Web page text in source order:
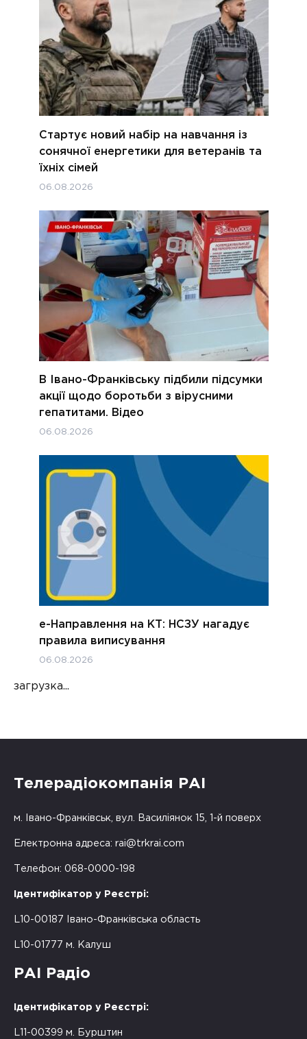
Стартує новий набір на навчання із
сонячної енергетики для ветеранів та
їхніх сімей
06.08.2026
В Івано-Франківську підбили підсумки
акції щодо боротьби з вірусними
гепатитами. Відео
06.08.2026
е-Направлення на КТ: НСЗУ нагадує
правила виписування
06.08.2026
загрузка...
Телерадіокомпанія РАІ
м. Івано-Франківськ, вул. Василіянок 15, 1-й поверх
Електронна адреса: rai@trkrai.com
Телефон: 068-0000-198
Ідентифікатор у Реєстрі:
L10-00187 Івано-Франківська область
L10-01777 м. Калуш
РАІ Радіо
Ідентифікатор у Реєстрі:
L11-00399 м. Бурштин